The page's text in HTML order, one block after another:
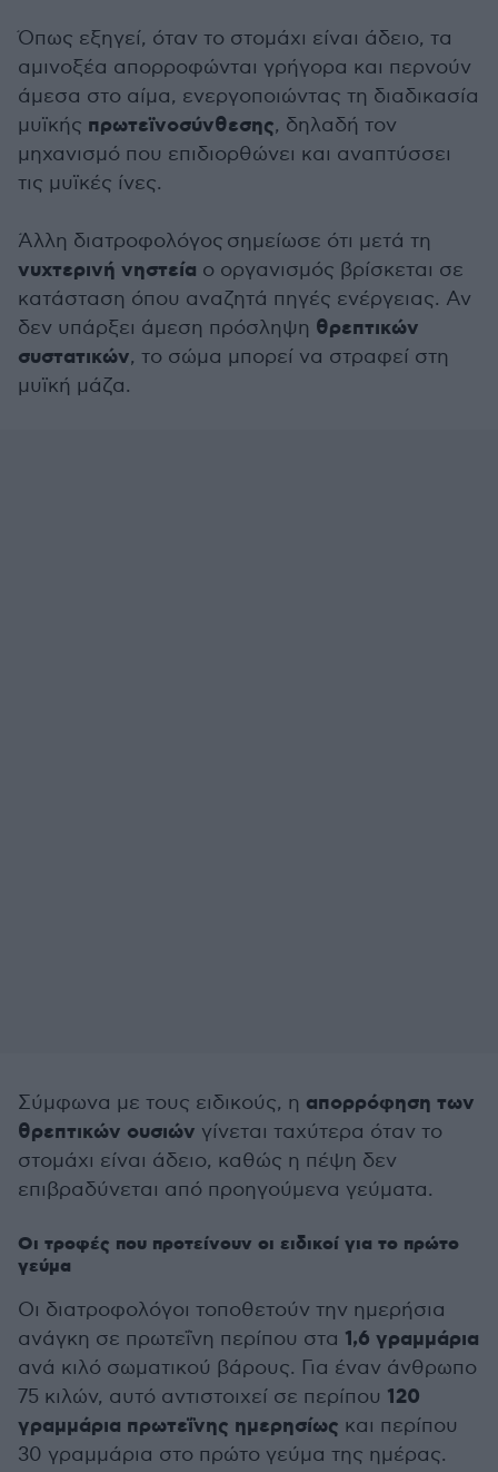
Όπως εξηγεί, όταν το στομάχι είναι άδειο, τα
αμινοξέα απορροφώνται γρήγορα και περνούν
άμεσα στο αίμα, ενεργοποιώντας τη διαδικασία
μυϊκής πρωτεϊνοσύνθεσης, δηλαδή τον
μηχανισμό που επιδιορθώνει και αναπτύσσει
τις μυϊκές ίνες.
Άλλη διατροφολόγος σημείωσε ότι μετά τη
νυχτερινή νηστεία ο οργανισμός βρίσκεται σε
κατάσταση όπου αναζητά πηγές ενέργειας. Αν
δεν υπάρξει άμεση πρόσληψη θρεπτικών
συστατικών, το σώμα μπορεί να στραφεί στη
μυϊκή μάζα.
Σύμφωνα με τους ειδικούς, η απορρόφηση των
θρεπτικών ουσιών γίνεται ταχύτερα όταν το
στομάχι είναι άδειο, καθώς η πέψη δεν
επιβραδύνεται από προηγούμενα γεύματα.
Οι τροφές που προτείνουν οι ειδικοί για το πρώτο
γεύμα
Οι διατροφολόγοι τοποθετούν την ημερήσια
ανάγκη σε πρωτεΐνη περίπου στα 1,6 γραμμάρια
ανά κιλό σωματικού βάρους. Για έναν άνθρωπο
75 κιλών, αυτό αντιστοιχεί σε περίπου 120
γραμμάρια πρωτεΐνης ημερησίως και περίπου
30 γραμμάρια στο πρώτο γεύμα της ημέρας.